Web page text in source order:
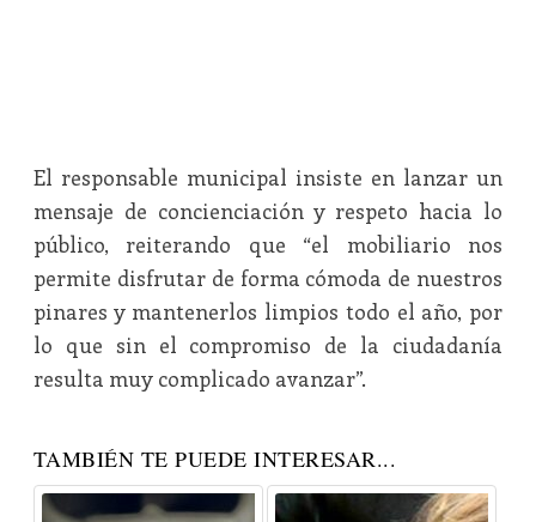
El responsable municipal insiste en lanzar un
mensaje de concienciación y respeto hacia lo
público, reiterando que “el mobiliario nos
permite disfrutar de forma cómoda de nuestros
pinares y mantenerlos limpios todo el año, por
lo que sin el compromiso de la ciudadanía
resulta muy complicado avanzar”.
TAMBIÉN TE PUEDE INTERESAR...